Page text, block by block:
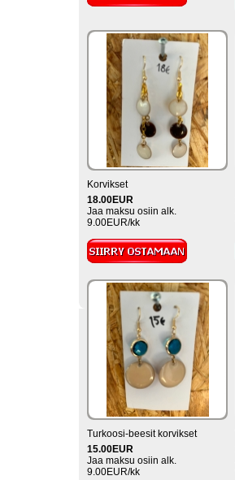
Korvikset
18.00EUR
Jaa maksu osiin alk.
9.00EUR/kk
Turkoosi-beesit korvikset
15.00EUR
Jaa maksu osiin alk.
9.00EUR/kk